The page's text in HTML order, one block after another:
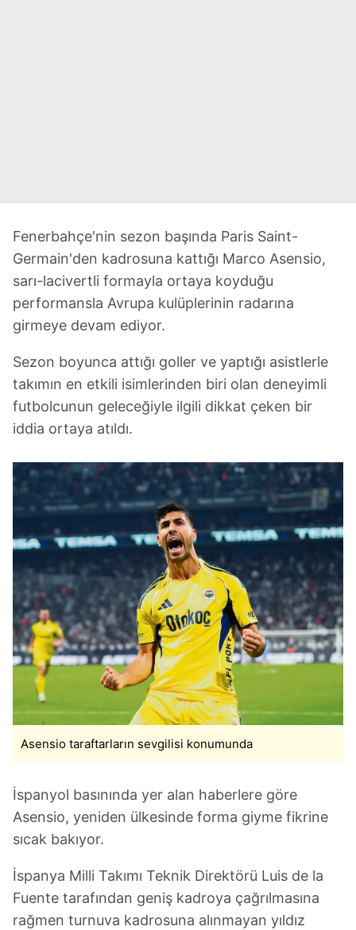
Fenerbahçe'nin sezon başında Paris Saint-
Germain'den kadrosuna kattığı Marco Asensio,
sarı-lacivertli formayla ortaya koyduğu
performansla Avrupa kulüplerinin radarına
girmeye devam ediyor.
Sezon boyunca attığı goller ve yaptığı asistlerle
takımın en etkili isimlerinden biri olan deneyimli
futbolcunun geleceğiyle ilgili dikkat çeken bir
iddia ortaya atıldı.
Asensio taraftarların sevgilisi konumunda
İspanyol basınında yer alan haberlere göre
Asensio, yeniden ülkesinde forma giyme fikrine
sıcak bakıyor.
İspanya Milli Takımı Teknik Direktörü Luis de la
Fuente tarafından geniş kadroya çağrılmasına
rağmen turnuva kadrosuna alınmayan yıldız